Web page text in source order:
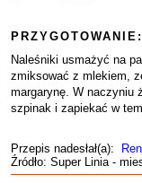
PRZYGOTOWANIE:
Naleśniki usmażyć na
zmiksować z mlekiem,
margarynę. W naczyniu
szpinak i zapiekać w
Przepis nadesłał(a):
Źródło: Super Linia -